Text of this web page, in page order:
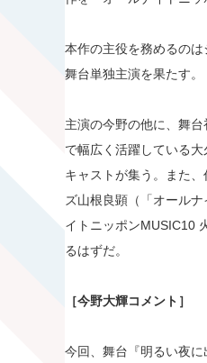
本作の主役を務めるの
舞台単独主演を果たす。
主演の今野の他に、舞
で幅広く活躍している
キャストが集う。また
ズ山根良顕（「オール
イトニッポンMUSIC10
るはずだ。
［今野大輝コメント］
今回、舞台『明るい夜